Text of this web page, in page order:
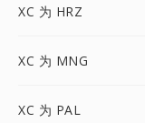
XC 为 HRZ
XC 为 MNG
XC 为 PAL